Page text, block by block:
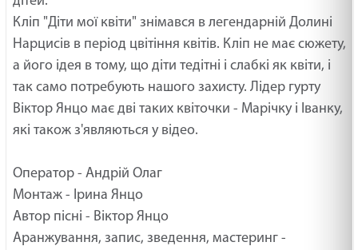
Ти сьогодні молодший чи старший син? Неділя
про блудного сина. Лк
КУДИ ПАЛКА ВПАДЕ /1503/ Майтеся файно
19.02.2025
НЕ ДО КІНЦЯ /1502/ Майтеся файно
19.02.2025
Кліп "Діти мої квіти" знімався в легендарній Долині
Нарцисів в період цвітіння квітів. Кліп не має сюжету,
а його ідея в тому, що діти тедітні і слабкі як квіти, і
так само потребують нашого захисту. Лідер гурту
Віктор Янцо має дві таких квіточки - Марічку і Іванку,
які також з'являються у відео.
Оператор - Андрій Олаг
Монтаж - Ірина Янцо
Автор пісні - Віктор Янцо
Аранжування, запис, зведення, мастеринг -